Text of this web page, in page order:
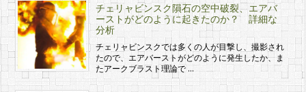
チェリャビンスク隕石の空中破裂、エアバ
ーストがどのように起きたのか？ 詳細な
分析
チェリャビンスクでは多くの人が目撃し、撮影され
たので、エアバーストがどのように発生したか、ま
たアークブラスト理論で …